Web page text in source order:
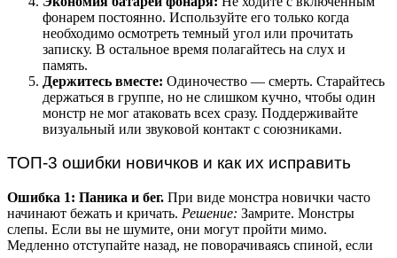
фонарем постоянно. Используйте его только когда
необходимо осмотреть темный угол или прочитать
записку. В остальное время полагайтесь на слух и
память.
Держитесь вместе: Одиночество — смерть. Старайтесь
держаться в группе, но не слишком кучно, чтобы один
монстр не мог атаковать всех сразу. Поддерживайте
визуальный или звуковой контакт с союзниками.
ТОП-3 ошибки новичков и как их исправить
Ошибка 1: Паника и бег. При виде монстра новички часто
начинают бежать и кричать. Решение: Замрите. Монстры
слепы. Если вы не шумите, они могут пройти мимо.
Медленно отступайте назад, не поворачиваясь спиной, если